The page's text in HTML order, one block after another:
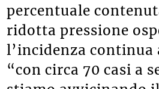
percentuale
ridotta pressione
l’incidenza continua
“con circa 70 casi a